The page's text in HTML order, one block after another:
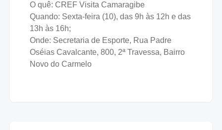
O quê: CREF Visita Camaragibe
Quando: Sexta-feira (10), das 9h às 12h e das
13h às 16h;
Onde: Secretaria de Esporte, Rua Padre
Oséias Cavalcante, 800, 2ª Travessa, Bairro
Novo do Carmelo